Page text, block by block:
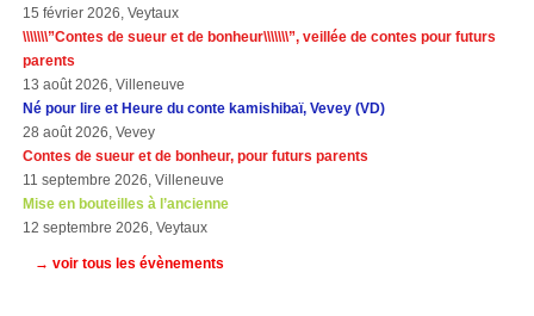
15 février 2026, Veytaux
\\\\\\\”Contes de sueur et de bonheur\\\\\\\”, veillée de contes pour futurs
parents
13 août 2026, Villeneuve
Né pour lire et Heure du conte kamishibaï, Vevey (VD)
28 août 2026, Vevey
Contes de sueur et de bonheur, pour futurs parents
11 septembre 2026, Villeneuve
Mise en bouteilles à l’ancienne
12 septembre 2026, Veytaux
→ voir tous les évènements